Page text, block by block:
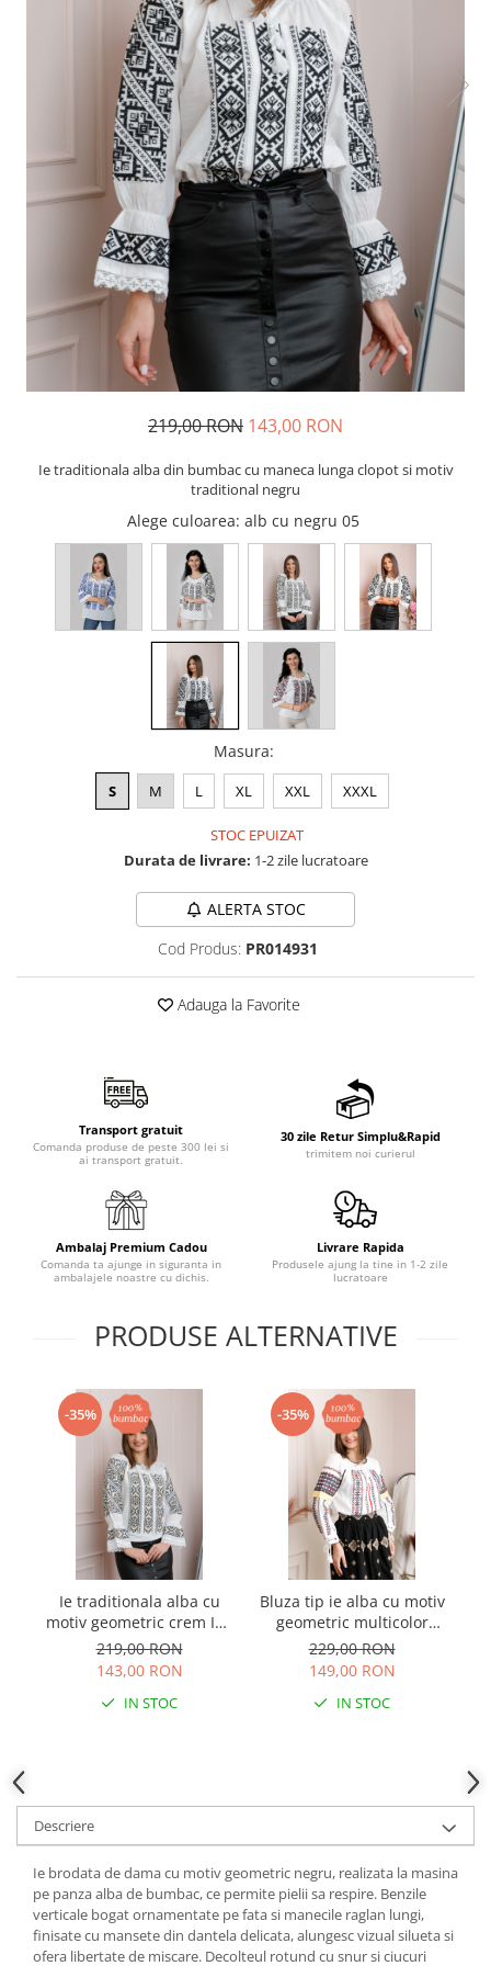
219,00 RON 143,00 RON
Ie traditionala alba din bumbac cu maneca lunga clopot si motiv
traditional negru
Alege culoarea: alb cu negru 05
Masura:
S M L XL XXL XXXL
STOC EPUIZAT
Durata de livrare: 1-2 zile lucratoare
ALERTA STOC
Cod Produs: PR014931
Adauga la Favorite
Transport gratuit
Comanda produse de peste 300 lei si
ai transport gratuit.
30 zile Retur Simplu&Rapid
trimitem noi curierul
Ambalaj Premium Cadou
Comanda ta ajunge in siguranta in
ambalajele noastre cu dichis.
Livrare Rapida
Produsele ajung la tine in 1-2 zile
lucratoare
PRODUSE ALTERNATIVE
-35%
Ie traditionala alba cu
motiv geometric crem Ina
06
219,00 RON
143,00 RON
IN STOC
-35%
Bluza tip ie alba cu motiv
geometric multicolor
Sorana
229,00 RON
149,00 RON
IN STOC
Descriere
Ie brodata de dama cu motiv geometric negru, realizata la masina
pe panza alba de bumbac, ce permite pielii sa respire. Benzile
verticale bogat ornamentate pe fata si manecile raglan lungi,
finisate cu mansete din dantela delicata, alungesc vizual silueta si
ofera libertate de miscare. Decolteul rotund cu snur si ciucuri